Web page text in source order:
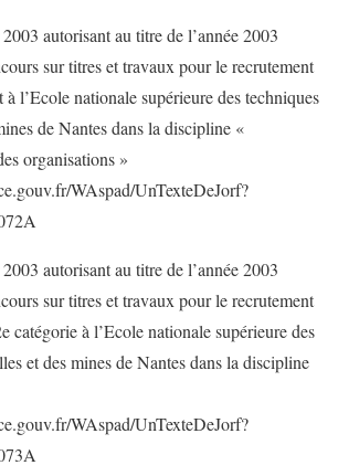
autorisant au titre de l’année 2003
sur titres et travaux pour le recrutement
à l’Ecole nationale supérieure des techniques
de Nantes dans la discipline «
organisations »
WAspad/UnTexteDeJorf?
autorisant au titre de l’année 2003
sur titres et travaux pour le recrutement
catégorie à l’Ecole nationale supérieure des
et des mines de Nantes dans la discipline
WAspad/UnTexteDeJorf?